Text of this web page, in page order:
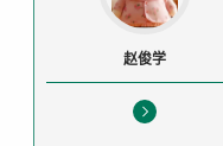
赵俊学